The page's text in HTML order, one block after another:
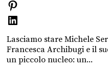
Lasciamo stare Michele
Francesca Archibugi e il
un piccolo nucleo: un...